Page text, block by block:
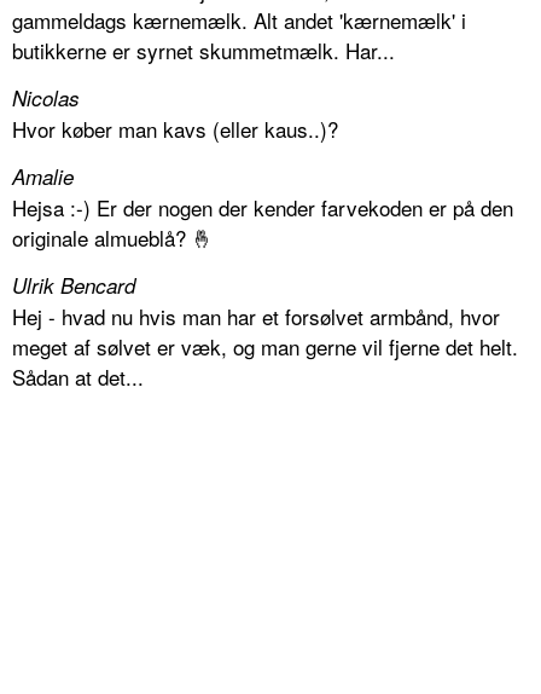
gammeldags kærnemælk. Alt andet 'kærnemælk' i
butikkerne er syrnet skummetmælk. Har...
Nicolas
Hvor køber man kavs (eller kaus..)?
Amalie
Hejsa :-) Er der nogen der kender farvekoden er på den
originale almueblå? 🤞
Ulrik Bencard
Hej - hvad nu hvis man har et forsølvet armbånd, hvor
meget af sølvet er væk, og man gerne vil fjerne det helt.
Sådan at det...